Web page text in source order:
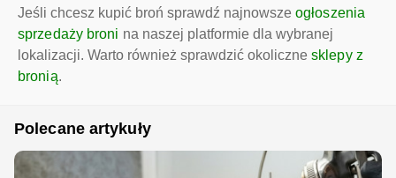
Jeśli chcesz kupić broń sprawdź najnowsze ogłoszenia
sprzedaży broni na naszej platformie dla wybranej
lokalizacji. Warto również sprawdzić okoliczne sklepy z
bronią.
Polecane artykuły